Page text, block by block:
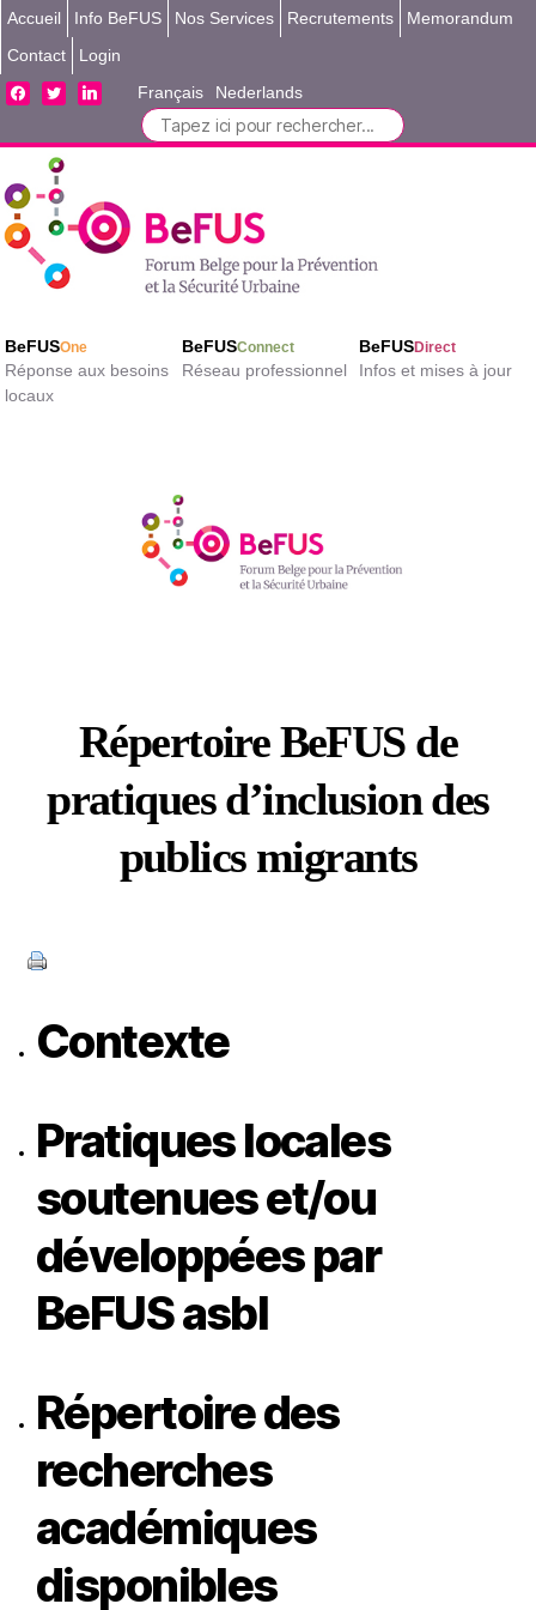
Accueil Info BeFUS Nos Services Recrutements
Memorandum
Contact
Login
facebooktwitterlinkedin Français Nederlands
Search
for:
BeFUSOne
Réponse aux besoins
locaux
BeFUSConnect
Réseau professionnel
BeFUSDirect
Infos et mises à jour
Répertoire BeFUS de
pratiques d’inclusion des
publics migrants
Contexte
Pratiqueslocales
soutenues et/ou
développées par
BeFUS asbl
Répertoire des
recherches
académiques
disponibles